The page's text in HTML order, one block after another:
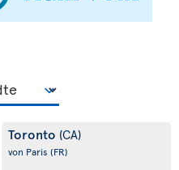
Toronto (CA)
von Paris (FR)